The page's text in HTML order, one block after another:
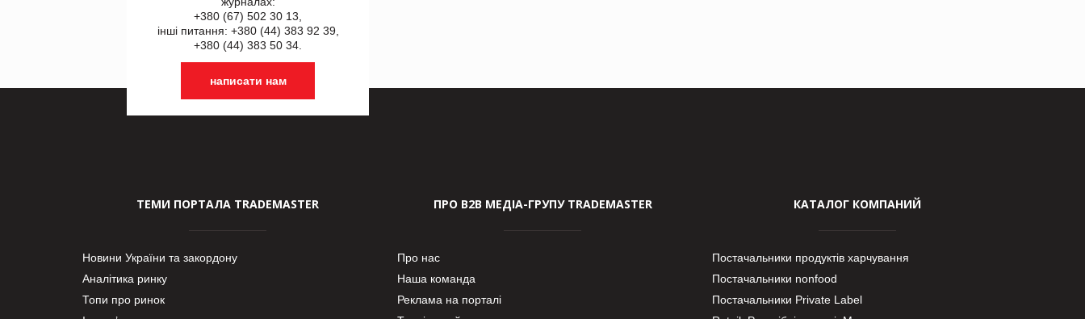
+380 (67) 502 30 13,
інші питання: +380 (44) 383 92 39,
+380 (44) 383 50 34.
написати нам
ТЕМИ ПОРТАЛА TRADEMASTER
Новини України та закордону
Аналітика ринку
Топи про ринок
ПРО В2В МЕДІА-ГРУПУ TRADEMASTER
Про нас
Наша команда
Реклама на порталі
КАТАЛОГ КОМПАНИЙ
Постачальники продуктів харчування
Постачальники nonfood
Постачальники Private Label